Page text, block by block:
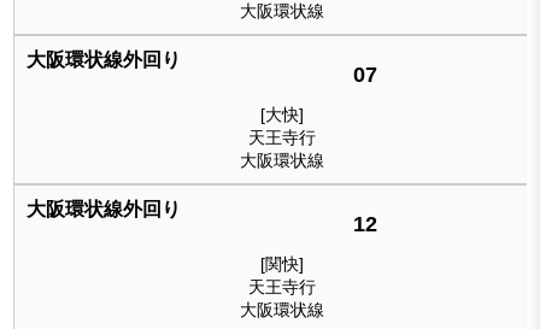
大阪環状線
07
[大快]
天王寺行
大阪環状線
12
[関快]
天王寺行
大阪環状線